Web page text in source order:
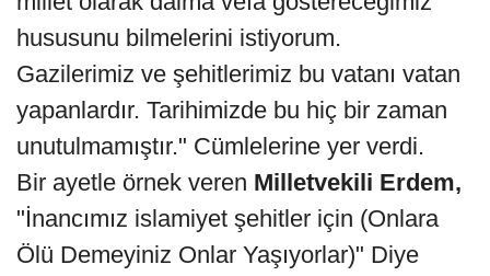
hususunu bilmelerini istiyorum.
Gazilerimiz ve şehitlerimiz bu vatanı vatan
yapanlardır. Tarihimizde bu hiç bir zaman
unutulmamıştır." Cümlelerine yer verdi.
Bir ayetle örnek veren Milletvekili Erdem,
"İnancımız islamiyet şehitler için (Onlara
Ölü Demeyiniz Onlar Yaşıyorlar)" Diye